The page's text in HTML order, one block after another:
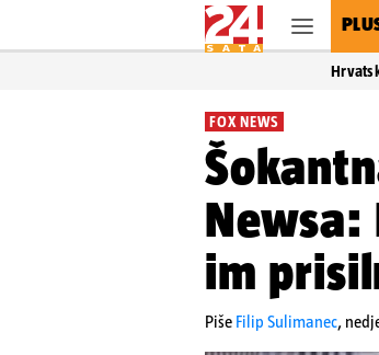
FOX NEWS
Newsa:
im
Piše Filip Sulimanec,